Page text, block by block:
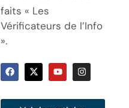
faits « Les
Vérificateurs de l’Info
».